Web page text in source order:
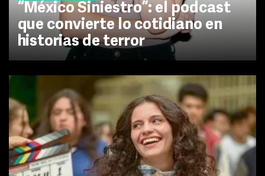
“México Siniestro”: el podcast
que convierte lo cotidiano en
historias de terror